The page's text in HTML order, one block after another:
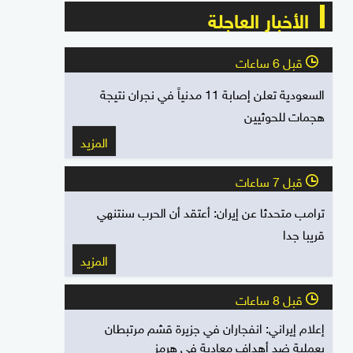
الأخبار العاجلة
l قبل 6 ساعات
السعودية تعلن إصابة 11 مدنياً في نجران نتيجة
هجمات للحوثيين
المزيد
l قبل 7 ساعات
ترامب متحدثا عن إيران: أعتقد أن الحرب سنتنهي
قريبا جدا
المزيد
l قبل 8 ساعات
إعلام إيراني: انفجاران في جزيرة قشم مرتبطان
بعملية ضد أهداف معادية في هرمز